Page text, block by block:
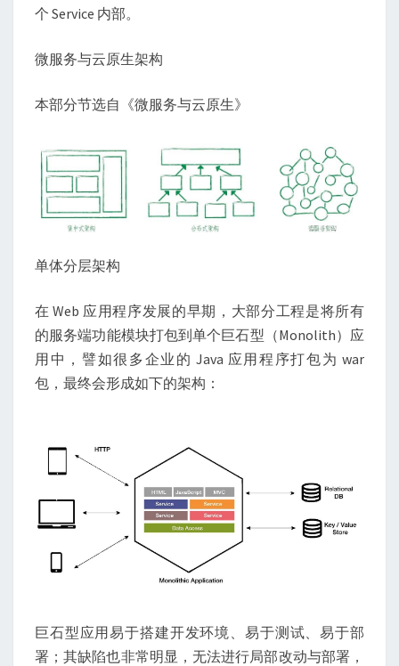
个 Service 内部。
微服务与云原生架构
本部分节选自《微服务与云原生》
单体分层架构
在 Web 应用程序发展的早期，大部分工程是将所有
的服务端功能模块打包到单个巨石型（Monolith）应
用中，譬如很多企业的 Java 应用程序打包为 war
包，最终会形成如下的架构：
巨石型应用易于搭建开发环境、易于测试、易于部
署；其缺陷也非常明显，无法进行局部改动与部署，